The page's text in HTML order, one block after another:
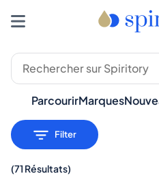
ParcourirMarques
Filter
(71 Résultats)